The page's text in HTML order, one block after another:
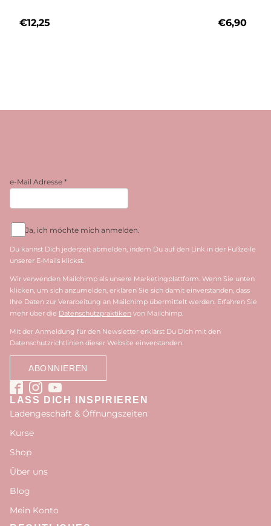
€12,25 €6,90
e-Mail Adresse *
Ja, ich möchte mich anmelden.
Du kannst Dich jederzeit abmelden, indem Du auf den Link in der Fußzeile
unserer E-Mails klickst.
Wir verwenden Mailchimp als unsere Marketingplattform. Wenn Sie unten
klicken, um sich anzumelden, erklären Sie sich damit einverstanden, dass
Ihre Daten zur Verarbeitung an Mailchimp übermittelt werden. Erfahren Sie
mehr über die Datenschutzpraktiken von Mailchimp.
Mit der Anmeldung für den Newsletter erklärst Du Dich mit den
Datenschutzrichtlinien dieser Website einverstanden.
LASS DICH INSPIRIEREN
Ladengeschäft & Öffnungszeiten
Kurse
Shop
Über uns
Blog
Mein Konto